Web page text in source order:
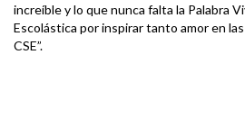
increíble y lo que nunca falta la Palabra
Escolástica por inspirar tanto amor en
CSE”.